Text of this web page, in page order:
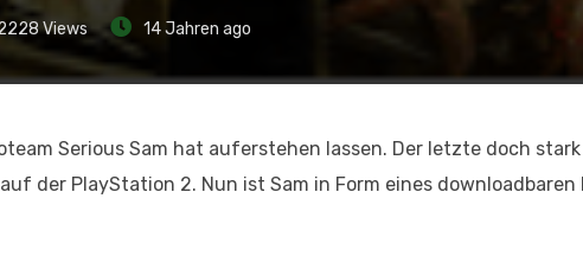
Views 14 Jahren ago
Serious Sam hat auferstehen lassen. Der letzte doch stark
der PlayStation 2. Nun ist Sam in Form eines downloadbaren